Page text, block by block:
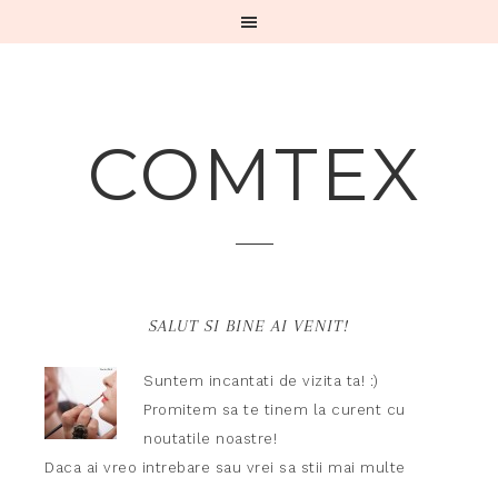
COMTEX
SALUT SI BINE AI VENIT!
Suntem incantati de vizita ta! :)
Promitem sa te tinem la curent cu
noutatile noastre!
Daca ai vreo intrebare sau vrei sa stii mai multe